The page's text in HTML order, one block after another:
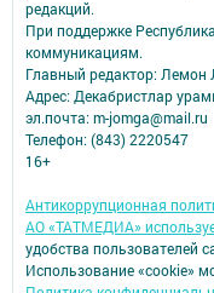
редакций.
При поддержке
коммуникациям.
Главный редактор:
Адрес: Декабристлар
эл.почта: m-jomga@mail.ru
Телефон: (843) 2220547
16+
Антикоррупционная
АО «ТАТМЕДИА»
удобства пользователей
Использование «cookie»